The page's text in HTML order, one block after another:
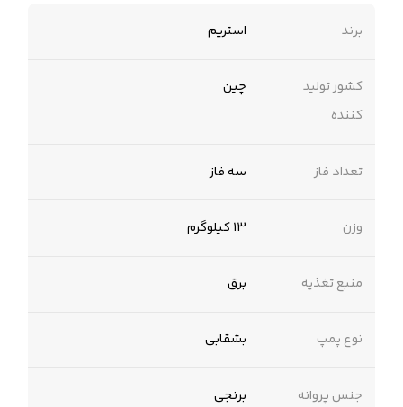
برند استریم
کشور تولید
کننده
چین
تعداد فاز سه فاز
وزن 13 کیلوگرم
منبع تغذیه برق
نوع پمپ بشقابی
جنس پروانه برنجی